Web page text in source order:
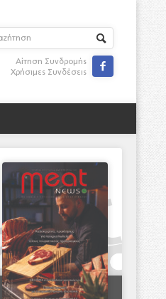
Αίτηση Συνδρομής
Χρήσιμες Συνδέσεις
